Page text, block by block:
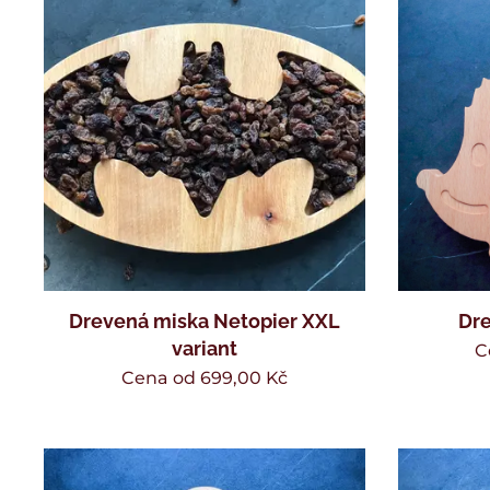
Drevená miska Netopier XXL
variant
Cena od 699,00 Kč